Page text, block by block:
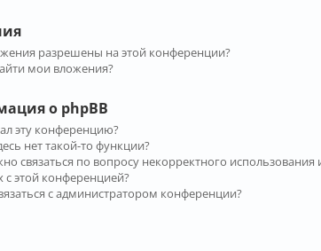
разрешены на этой конференции?
мои вложения?
о phpBB
эту конференцию?
нет такой-то функции?
связаться по вопросу некорректного
с этой конференцией?
с администратором конференции?